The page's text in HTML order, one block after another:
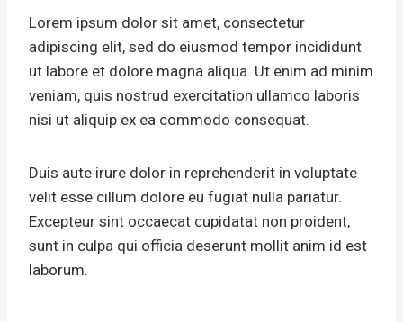
Lorem ipsum dolor sit amet, consectetur
adipiscing elit, sed do eiusmod tempor incididunt
ut labore et dolore magna aliqua. Ut enim ad minim
veniam, quis nostrud exercitation ullamco laboris
nisi ut aliquip ex ea commodo consequat.
Duis aute irure dolor in reprehenderit in voluptate
velit esse cillum dolore eu fugiat nulla pariatur.
Excepteur sint occaecat cupidatat non proident,
sunt in culpa qui officia deserunt mollit anim id est
laborum.